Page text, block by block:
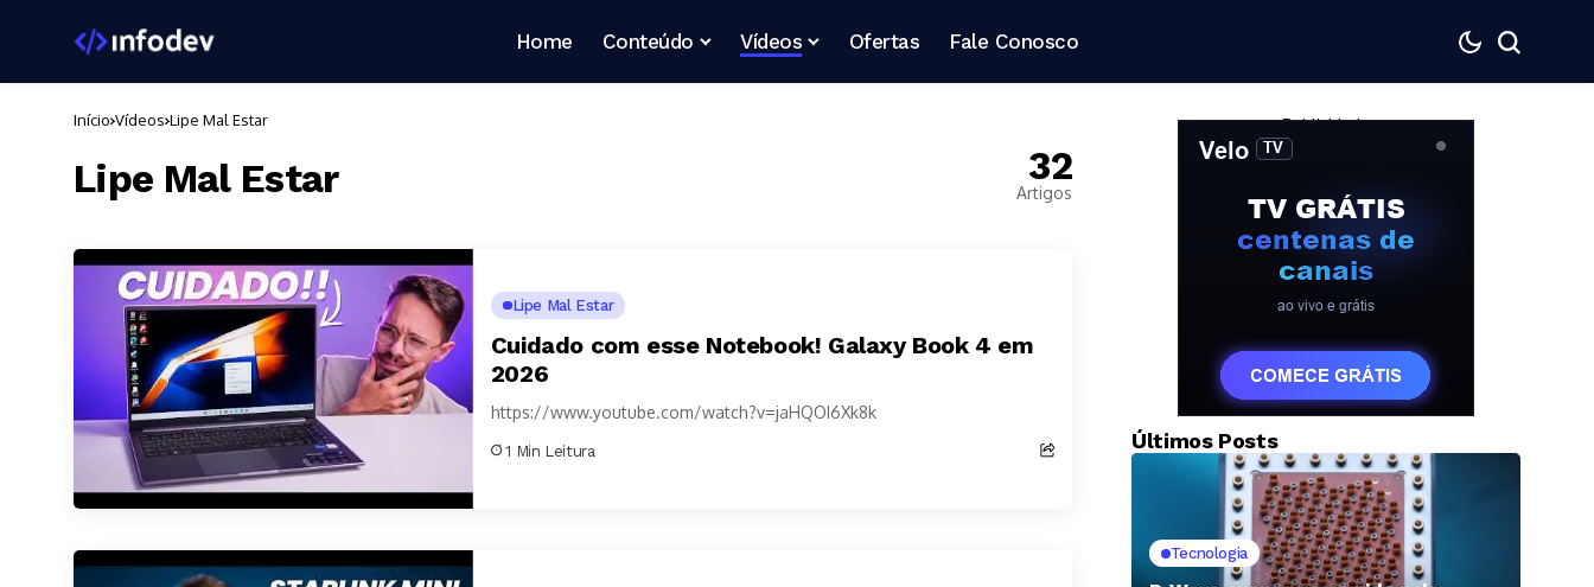
Home Conteúdo Vídeos Ofertas Fale Conosco
Início Vídeos Lipe Mal Estar
Lipe Mal Estar 32
Artigos
Lipe Mal Estar
Cuidado com esse Notebook! Galaxy Book 4 em
2026
https://www.youtube.com/watch?v=jaHQOI6Xk8k
1 Min Leitura
— Publicidade —
Últimos Posts
Tecnologia